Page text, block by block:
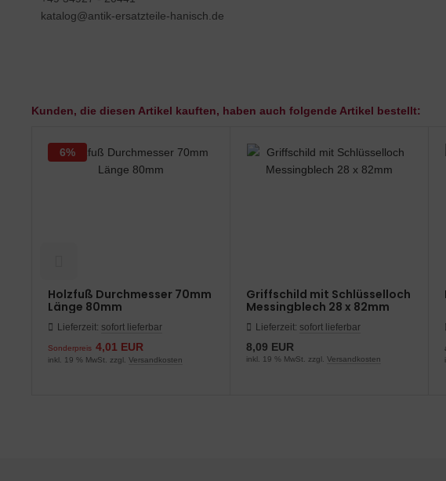
katalog@antik-ersatzteile-hanisch.de
Kunden, die diesen Artikel kauften, haben auch folgende Artikel bestellt:
Holzfuß Durchmesser 70mm
Länge 80mm
Lieferzeit: sofort lieferbar
Sonderpreis 4,01 EUR
6%
inkl. 19 % MwSt. zzgl. Versandkosten
Griffschild mit Schlüsselloch
Messingblech 28 x 82mm
Lieferzeit: sofort lieferbar
8,09 EUR
inkl. 19 % MwSt. zzgl. Versandkosten